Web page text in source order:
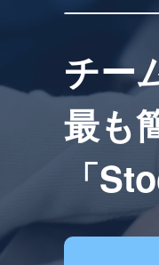
チー
最も
「